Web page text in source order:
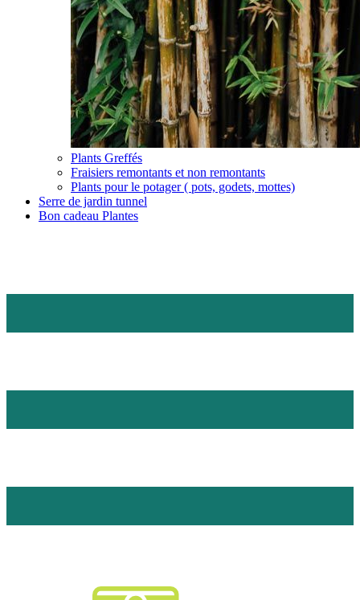
Plants Greffés
Fraisiers remontants et non remontants
Plants pour le potager ( pots, godets, mottes)
Serre de jardin tunnel
Bon cadeau Plantes